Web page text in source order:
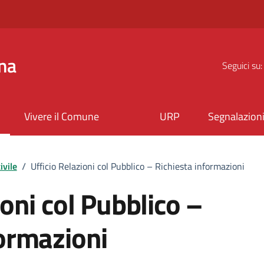
Seguici su:
Vivere il Comune URP Segnalazioni
/ Ufficio Relazioni col Pubblico – Richiesta informazioni
col Pubblico –